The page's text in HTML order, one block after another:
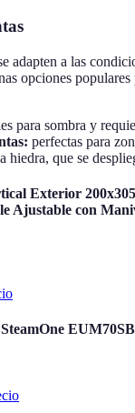
adapten a las
opciones
para sombra y
perfectas para
hiedra, que se
Exterior
Ajustable con
EUM70SB